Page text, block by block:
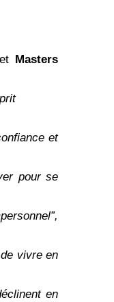
et Masters
et
pour se
vivre en
en